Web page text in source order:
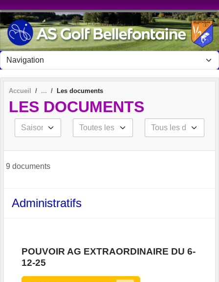
Accueil Les documents
LES DOCUMENTS
9 documents
Administratifs
POUVOIR AG EXTRAORDINAIRE DU 6-
12-25